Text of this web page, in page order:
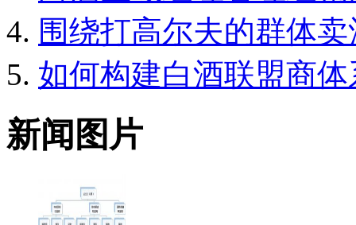
围绕打高尔夫的群体
如何构建白酒联盟商体
新闻图片